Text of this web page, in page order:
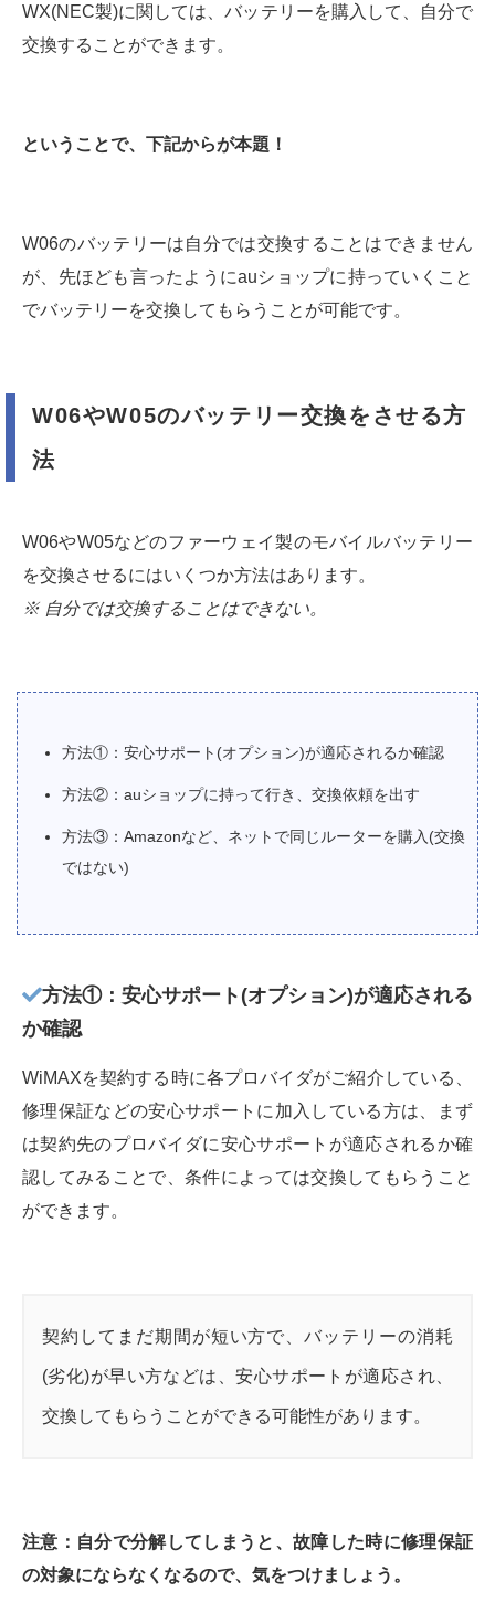
WX(NEC製)に関しては、バッテリーを購入して、自分で
交換することができます。
ということで、下記からが本題！
W06のバッテリーは自分では交換することはできません
が、先ほども言ったようにauショップに持っていくこと
でバッテリーを交換してもらうことが可能です。
W06やW05のバッテリー交換をさせる方
法
W06やW05などのファーウェイ製のモバイルバッテリー
を交換させるにはいくつか方法はあります。
※ 自分では交換することはできない。
方法①：安心サポート(オプション)が適応されるか確認
方法②：auショップに持って行き、交換依頼を出す
方法③：Amazonなど、ネットで同じルーターを購入(交換
ではない)
方法①：安心サポート(オプション)が適応される
か確認
WiMAXを契約する時に各プロバイダがご紹介している、
修理保証などの安心サポートに加入している方は、まず
は契約先のプロバイダに安心サポートが適応されるか確
認してみることで、条件によっては交換してもらうこと
ができます。
契約してまだ期間が短い方で、バッテリーの消耗
(劣化)が早い方などは、安心サポートが適応され、
交換してもらうことができる可能性があります。
注意：自分で分解してしまうと、故障した時に修理保証
の対象にならなくなるので、気をつけましょう。